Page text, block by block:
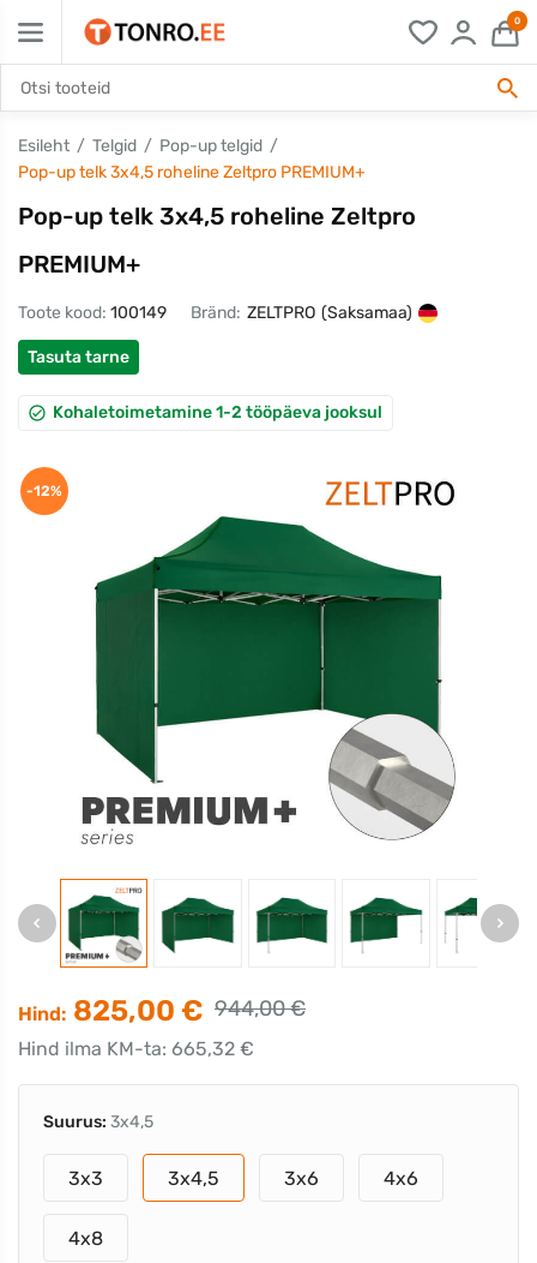
0
Esileht Telgid
Pop-up telgid
Pop-up telk 3x4,5 roheline Zeltpro PREMIUM+
Pop-up telk 3x4,5 roheline Zeltpro
PREMIUM+
Toote kood: 100149 Bränd: ZELTPRO (Saksamaa)
Tasuta tarne
Kohaletoimetamine 1-2 tööpäeva jooksul
-12%
Hind: 825,00 € 944,00 €
Hind ilma KM-ta: 665,32 €
Suurus: 3x4,5
3x3 3x4,5 3x6 4x6
4x8